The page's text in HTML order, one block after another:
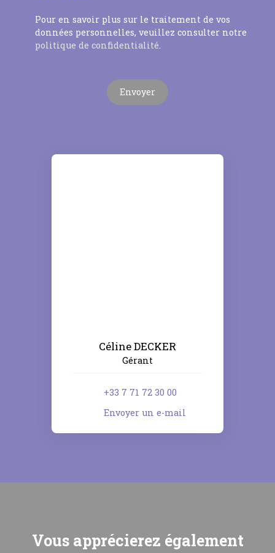
Pour en savoir plus sur le traitement de vos
données personnelles, veuillez consulter notre
politique de confidentialité
Envoyer
Céline DECKER
Gérant
+33 7 71 72 30 00
Envoyer un e-mail
Vous apprécierez également